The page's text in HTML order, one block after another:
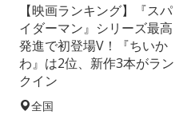
【映画ランキング】『スパ
イダーマン』シリーズ最高
発進で初登場V！『ちいか
わ』は2位、新作3本がラン
クイン
全国